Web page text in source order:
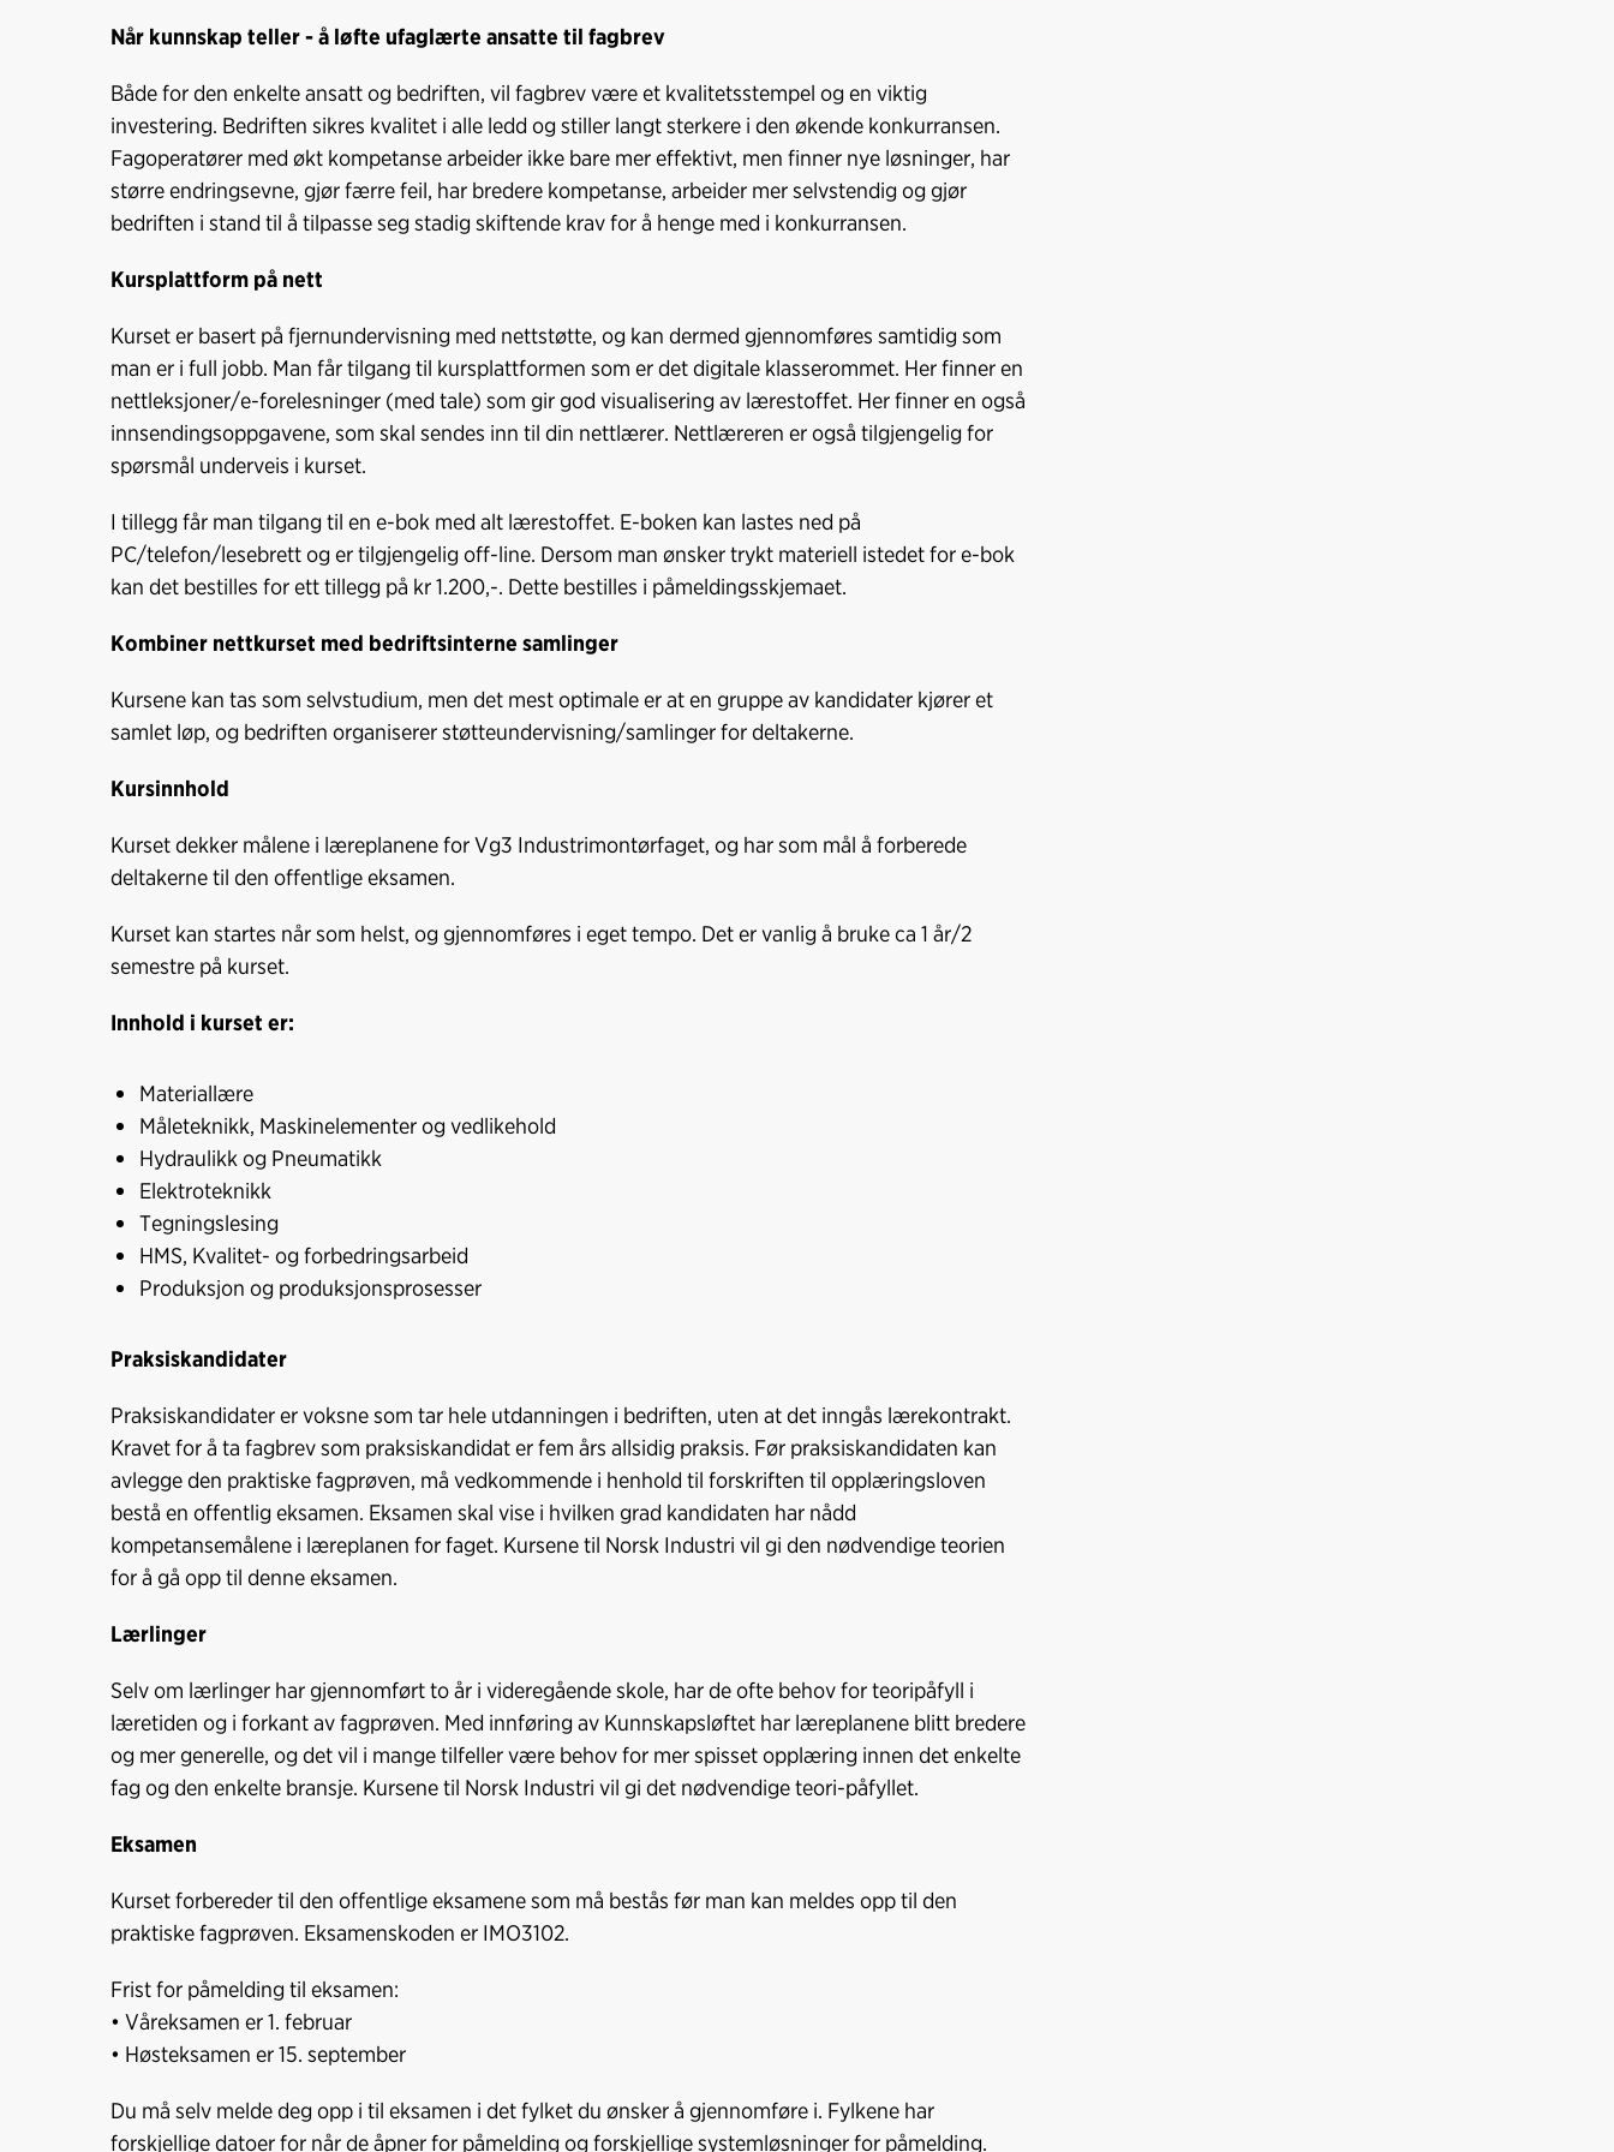
Når kunnskap teller - å løfte ufaglærte ansatte til fagbrev
Både for den enkelte ansatt og bedriften, vil fagbrev være et kvalitetsstempel og en viktig
investering. Bedriften sikres kvalitet i alle ledd og stiller langt sterkere i den økende konkurransen.
Fagoperatører med økt kompetanse arbeider ikke bare mer effektivt, men finner nye løsninger, har
større endringsevne, gjør færre feil, har bredere kompetanse, arbeider mer selvstendig og gjør
bedriften i stand til å tilpasse seg stadig skiftende krav for å henge med i konkurransen.
Kursplattform på nett
Kurset er basert på fjernundervisning med nettstøtte, og kan dermed gjennomføres samtidig som
man er i full jobb. Man får tilgang til kursplattformen som er det digitale klasserommet. Her finner en
nettleksjoner/e-forelesninger (med tale) som gir god visualisering av lærestoffet. Her finner en også
innsendingsoppgavene, som skal sendes inn til din nettlærer. Nettlæreren er også tilgjengelig for
spørsmål underveis i kurset.
I tillegg får man tilgang til en e-bok med alt lærestoffet. E-boken kan lastes ned på
PC/telefon/lesebrett og er tilgjengelig off-line. Dersom man ønsker trykt materiell istedet for e-bok
kan det bestilles for ett tillegg på kr 1.200,-. Dette bestilles i påmeldingsskjemaet.
Kombiner nettkurset med bedriftsinterne samlinger
Kursene kan tas som selvstudium, men det mest optimale er at en gruppe av kandidater kjører et
samlet løp, og bedriften organiserer støtteundervisning/samlinger for deltakerne.
Kursinnhold
Kurset dekker målene i læreplanene for Vg3 Industrimontørfaget, og har som mål å forberede
deltakerne til den offentlige eksamen.
Kurset kan startes når som helst, og gjennomføres i eget tempo. Det er vanlig å bruke ca 1 år/2
semestre på kurset.
Innhold i kurset er:
Materiallære
Måleteknikk, Maskinelementer og vedlikehold
Hydraulikk og Pneumatikk
Elektroteknikk
Tegningslesing
HMS, Kvalitet- og forbedringsarbeid
Produksjon og produksjonsprosesser
Praksiskandidater
Praksiskandidater er voksne som tar hele utdanningen i bedriften, uten at det inngås lærekontrakt.
Kravet for å ta fagbrev som praksiskandidat er fem års allsidig praksis. Før praksiskandidaten kan
avlegge den praktiske fagprøven, må vedkommende i henhold til forskriften til opplæringsloven
bestå en offentlig eksamen. Eksamen skal vise i hvilken grad kandidaten har nådd
kompetansemålene i læreplanen for faget. Kursene til Norsk Industri vil gi den nødvendige teorien
for å gå opp til denne eksamen.
Lærlinger
Selv om lærlinger har gjennomført to år i videregående skole, har de ofte behov for teoripåfyll i
læretiden og i forkant av fagprøven. Med innføring av Kunnskapsløftet har læreplanene blitt bredere
og mer generelle, og det vil i mange tilfeller være behov for mer spisset opplæring innen det enkelte
fag og den enkelte bransje. Kursene til Norsk Industri vil gi det nødvendige teori-påfyllet.
Eksamen
Kurset forbereder til den offentlige eksamene som må bestås før man kan meldes opp til den
praktiske fagprøven. Eksamenskoden er IMO3102.
Frist for påmelding til eksamen:
• Våreksamen er 1. februar
• Høsteksamen er 15. september
Du må selv melde deg opp i til eksamen i det fylket du ønsker å gjennomføre i. Fylkene har
forskjellige datoer for når de åpner for påmelding og forskjellige systemløsninger for påmelding.